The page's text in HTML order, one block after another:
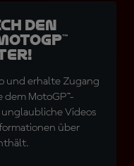
den
und erhalte Zugang
MotoGP™-
Videos
über